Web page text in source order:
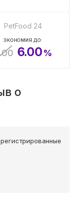
PetFood 24
ЭКОНОМИЯ ДО:
6.00%
о